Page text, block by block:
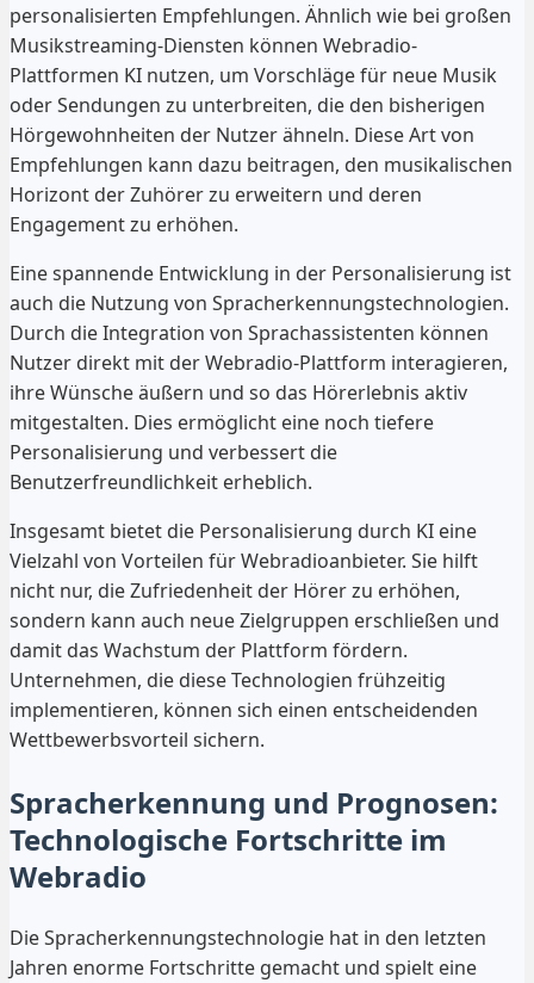
personalisierten Empfehlungen. Ähnlich wie bei großen
Musikstreaming-Diensten können Webradio-
Plattformen KI nutzen, um Vorschläge für neue Musik
oder Sendungen zu unterbreiten, die den bisherigen
Hörgewohnheiten der Nutzer ähneln. Diese Art von
Empfehlungen kann dazu beitragen, den musikalischen
Horizont der Zuhörer zu erweitern und deren
Engagement zu erhöhen.
Eine spannende Entwicklung in der Personalisierung ist
auch die Nutzung von Spracherkennungstechnologien.
Durch die Integration von Sprachassistenten können
Nutzer direkt mit der Webradio-Plattform interagieren,
ihre Wünsche äußern und so das Hörerlebnis aktiv
mitgestalten. Dies ermöglicht eine noch tiefere
Personalisierung und verbessert die
Benutzerfreundlichkeit erheblich.
Insgesamt bietet die Personalisierung durch KI eine
Vielzahl von Vorteilen für Webradioanbieter. Sie hilft
nicht nur, die Zufriedenheit der Hörer zu erhöhen,
sondern kann auch neue Zielgruppen erschließen und
damit das Wachstum der Plattform fördern.
Unternehmen, die diese Technologien frühzeitig
implementieren, können sich einen entscheidenden
Wettbewerbsvorteil sichern.
Spracherkennung und Prognosen:
Technologische Fortschritte im
Webradio
Die Spracherkennungstechnologie hat in den letzten
Jahren enorme Fortschritte gemacht und spielt eine